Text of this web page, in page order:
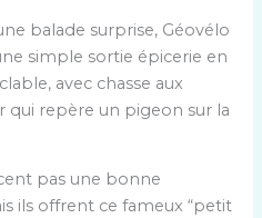
balade surprise, Géovélo
simple sortie épicerie en
avec chasse aux
qui repère un pigeon sur la
pas une bonne
ils offrent ce fameux “petit